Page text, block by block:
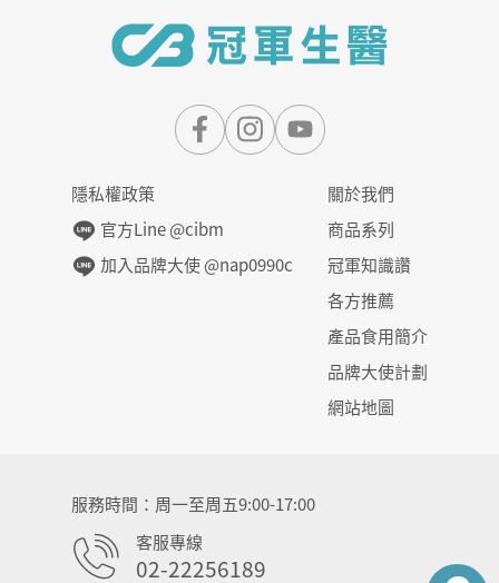
隱私權政策
官方Line @cibm
加入品牌大使 @nap0990c
關於我們
商品系列
冠軍知識讚
各方推薦
產品食用簡介
品牌大使計劃
網站地圖
服務時間
周一至周五9:00-17:00
客服專線
02-22256189